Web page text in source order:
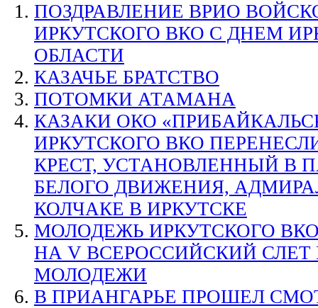
ПОЗДРАВЛЕНИЕ ВРИО
ИРКУТСКОГО ВКО С ДНЕМ
ОБЛАСТИ
КАЗАЧЬЕ БРАТСТВО
ПОТОМКИ АТАМАНА
КАЗАКИ ОКО
ИРКУТСКОГО ВКО
КРЕСТ, УСТАНОВЛЕННЫЙ В
БЕЛОГО ДВИЖЕНИЯ,
КОЛЧАКЕ В ИРКУТСКЕ
МОЛОДЕЖЬ ИРКУТСКОГО
НА V ВСЕРОССИЙСКИЙ СЛЕТ
МОЛОДЕЖИ
В ПРИАНГАРЬЕ ПРОШЕЛ